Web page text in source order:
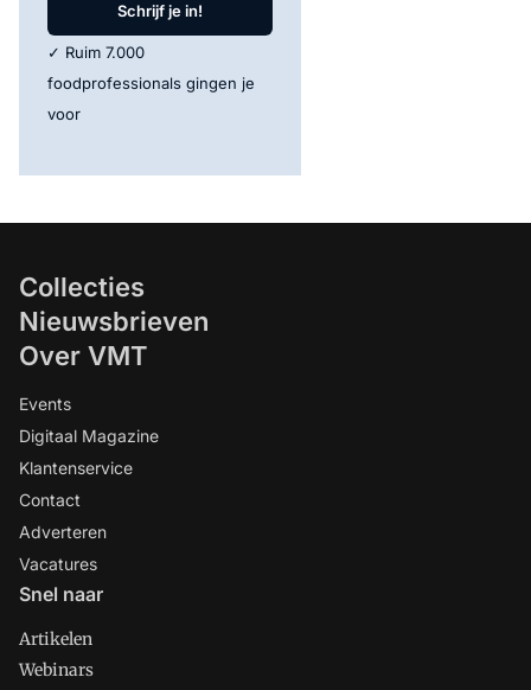
Schrijf je in!
✓ Ruim 7.000
foodprofessionals gingen je
voor
Collecties
Nieuwsbrieven
Over VMT
Events
Digitaal Magazine
Klantenservice
Contact
Adverteren
Vacatures
Snel naar
Artikelen
Webinars